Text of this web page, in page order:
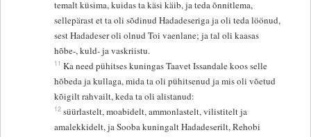
temalt küsima, kuidas ta käsi käib, ja teda õnnitlema,
sellepärast et ta oli sõdinud Hadadeseriga ja oli teda löönud,
sest Hadadeser oli olnud Toi vaenlane; ja tal oli kaasas
hõbe-, kuld- ja vaskriistu.
11 Ka need pühitses kuningas Taavet Issandale koos selle
hõbeda ja kullaga, mida ta oli pühitsenud ja mis oli võetud
kõigilt rahvailt, keda ta oli alistanud:
12 süürlastelt, moabidelt, ammonlastelt, vilistitelt ja
amalekkidelt, ja Sooba kuningalt Hadadeserilt, Rehobi